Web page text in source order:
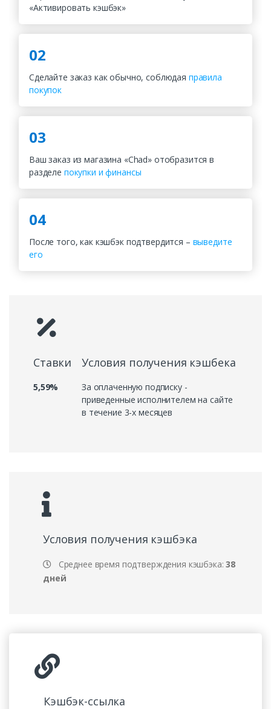
«Активировать кэшбэк»
02
Сделайте заказ как обычно, соблюдая правила
покупок
03
Ваш заказ из магазина «Chad» отобразится в
разделе покупки и финансы
04
После того, как кэшбэк подтвердится – выведите
его
Ставки Условия получения кэшбека
5,59%
За оплаченную подписку -
приведенные исполнителем на сайте
в течение 3-х месяцев
Условия получения кэшбэка
Среднее время подтверждения кэшбэка:38
дней
Кэшбэк-ссылка